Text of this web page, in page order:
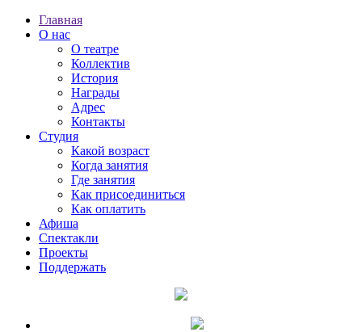
Главная
О нас
О театре
Коллектив
История
Награды
Адрес
Контакты
Студия
Какой возраст
Когда занятия
Где занятия
Как присоединиться
Как оплатить
Афиша
Спектакли
Проекты
Поддержать